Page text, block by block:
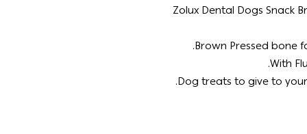
Zolux Dental Dogs Snack
Brown Pressed bone
With
Dog treats to give to